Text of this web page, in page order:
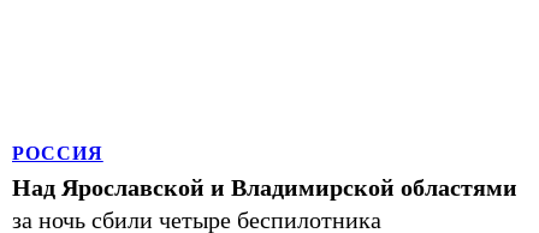
РОССИЯ
Над Ярославской и Владимирской областями
за ночь сбили четыре беспилотника